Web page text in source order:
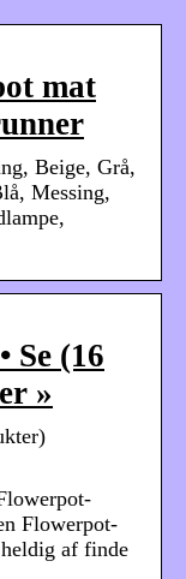
mat
Beige, Grå,
Messing,
Se (16
»
Flowerpot-
af finde